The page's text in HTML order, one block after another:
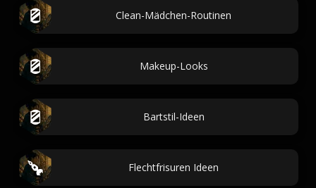
Clean-Mädchen-Routinen
Makeup-Looks
Bartstil-Ideen
Flechtfrisuren Ideen